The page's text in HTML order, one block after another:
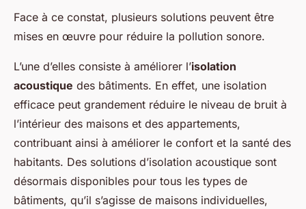
Face à ce constat, plusieurs solutions peuvent être
mises en œuvre pour réduire la pollution sonore.
L’une d’elles consiste à améliorer l’isolation
acoustique des bâtiments. En effet, une isolation
efficace peut grandement réduire le niveau de bruit à
l’intérieur des maisons et des appartements,
contribuant ainsi à améliorer le confort et la santé des
habitants. Des solutions d’isolation acoustique sont
désormais disponibles pour tous les types de
bâtiments, qu’il s’agisse de maisons individuelles,